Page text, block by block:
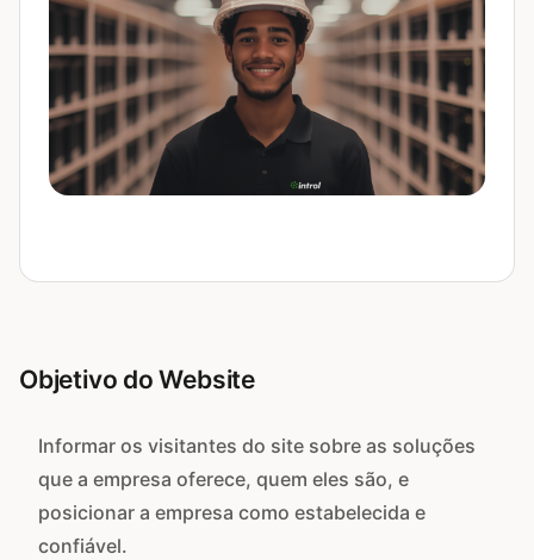
Objetivo do Website
Informar os visitantes do site sobre as soluções
que a empresa oferece, quem eles são, e
posicionar a empresa como estabelecida e
confiável.